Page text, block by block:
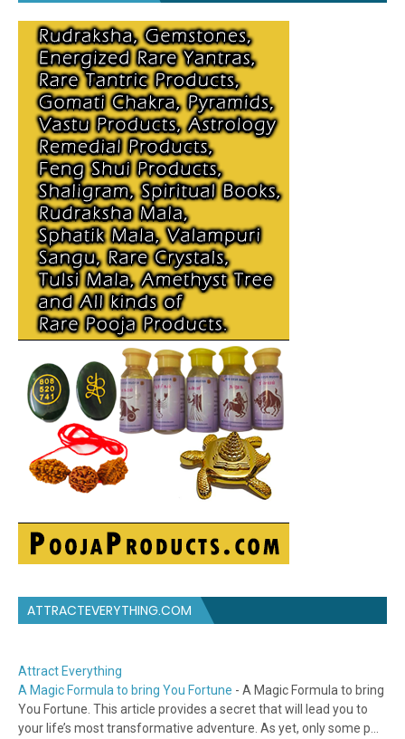
ATTRACTEVERYTHING.COM
Attract Everything
A Magic Formula to bring You Fortune - A Magic Formula to bring
You Fortune. This article provides a secret that will lead you to
your life’s most transformative adventure. As yet, only some p...